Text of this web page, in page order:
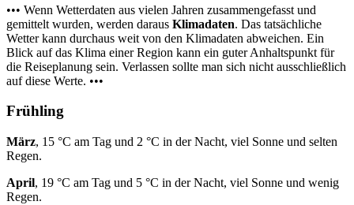
••• Wenn Wetterdaten aus vielen Jahren zusammengefasst und
gemittelt wurden, werden daraus Klimadaten. Das tatsächliche
Wetter kann durchaus weit von den Klimadaten abweichen. Ein
Blick auf das Klima einer Region kann ein guter Anhaltspunkt für
die Reiseplanung sein. Verlassen sollte man sich nicht ausschließlich
auf diese Werte. •••
Frühling
März, 15 °C am Tag und 2 °C in der Nacht, viel Sonne und selten
Regen.
April, 19 °C am Tag und 5 °C in der Nacht, viel Sonne und wenig
Regen.